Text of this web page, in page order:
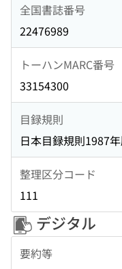
全国書誌番号
22476989
トーハンMARC番号
33154300
目録規則
日本目録規則1987
整理区分コード
111
デジタル
要約等